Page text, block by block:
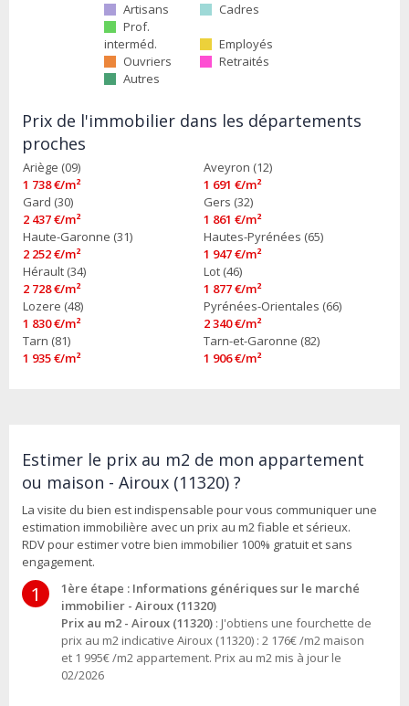
Artisans
Cadres
Prof.
interméd.
Employés
Ouvriers
Retraités
Autres
Prix de l'immobilier dans les départements
proches
Ariège (09)
1 738 €/m²
Aveyron (12)
1 691 €/m²
Gard (30)
2 437 €/m²
Gers (32)
1 861 €/m²
Haute-Garonne (31)
2 252 €/m²
Hautes-Pyrénées (65)
1 947 €/m²
Hérault (34)
2 728 €/m²
Lot (46)
1 877 €/m²
Lozere (48)
1 830 €/m²
Pyrénées-Orientales (66)
2 340 €/m²
Tarn (81)
1 935 €/m²
Tarn-et-Garonne (82)
1 906 €/m²
Estimer le prix au m2 de mon appartement
ou maison - Airoux (11320) ?
La visite du bien est indispensable pour vous communiquer une
estimation immobilière avec un prix au m2 fiable et sérieux.
RDV pour estimer votre bien immobilier 100% gratuit et sans
engagement.
1
1ère étape : Informations génériques sur le marché
immobilier - Airoux (11320)
Prix au m2 - Airoux (11320) : J'obtiens une fourchette de
prix au m2 indicative Airoux (11320) : 2 176€ /m2 maison
et 1 995€ /m2 appartement. Prix au m2 mis à jour le
02/2026